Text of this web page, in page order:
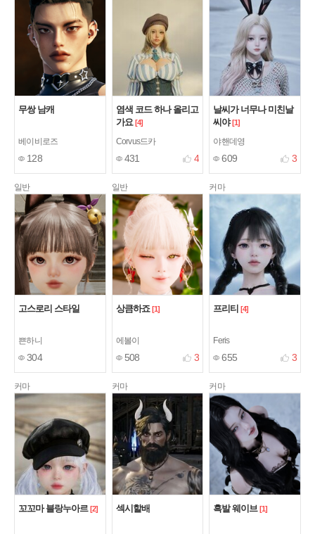
무쌍 남캐
베이비로즈
128
염색 코드 하나 올리고
가요 [4]
Corvus드카
431 4
날씨가 너무나 미친날
씨야 [1]
야핸데영
609 3
일반
고스로리 스타일
쁜하니
304
일반
상큼하죠 [1]
에볼이
508 3
커마
프리티 [4]
Feris
655 3
커마
꼬꼬마 블랑누아르 [2]
커마
섹시할배
커마
흑발 웨이브 [1]